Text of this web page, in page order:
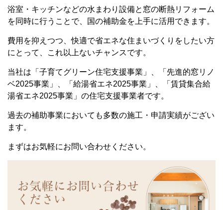
浴室・キッチンなどの水まわり設備と窓の断熱リフォーム
を同時に行うことで、国の補助金を上手に活用できます。
費用を抑えつつ、快適で省エネな住まいづくりをしたい方
にとって、これ以上ないチャンスです。
当社は「子育てグリーン住宅支援事業」、「先進的窓リノ
ベ2025事業」、「給湯省エネ2025事業」、「賃貸集合給
湯省エネ2025事業」の住宅支援事業者です。
過去の補助事業においても多数の施工・申請実績がござい
ます。
まずはお気軽にお問い合わせください。